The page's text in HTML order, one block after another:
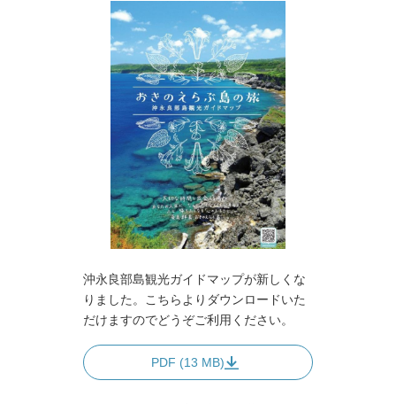
沖永良部島観光ガイドマップが新しくな
りました。こちらよりダウンロードいた
だけますのでどうぞご利用ください。
PDF (13 MB)